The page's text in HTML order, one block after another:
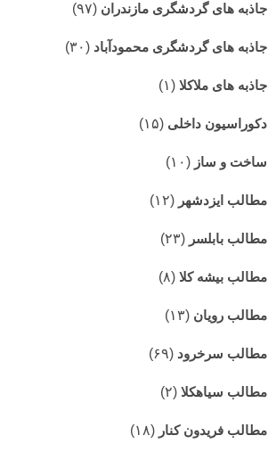
جاذبه های گردشگری مازندران (۹۷)
جاذبه های گردشگری محمودآباد (۳۰)
جاذبه های ملاکلا (۱)
دکوراسیون داخلی (۱۵)
ساخت و ساز (۱۰)
مطالب ایزدشهر (۱۲)
مطالب بابلسر (۲۳)
مطالب بیشه کلا (۸)
مطالب رویان (۱۳)
مطالب سرخرود (۶۹)
مطالب سیاهکلا (۲)
مطالب فریدون کنار (۱۸)